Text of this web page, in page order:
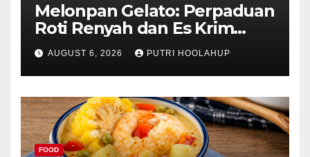
Melonpan Gelato: Perpaduan
Roti Renyah dan Es Krim
Lembut yang Menggoda
AUGUST 6, 2026 PUTRI HOOLAHUP
FOOD